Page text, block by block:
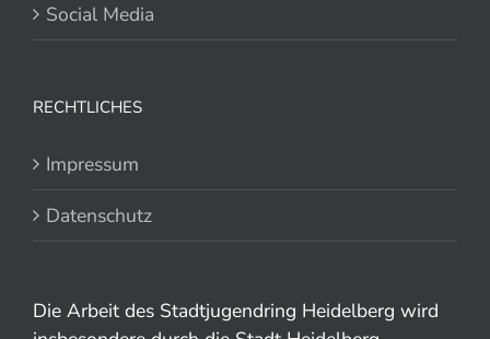
Social Media
RECHTLICHES
Impressum
Datenschutz
Die Arbeit des Stadtjugendring Heidelberg wird